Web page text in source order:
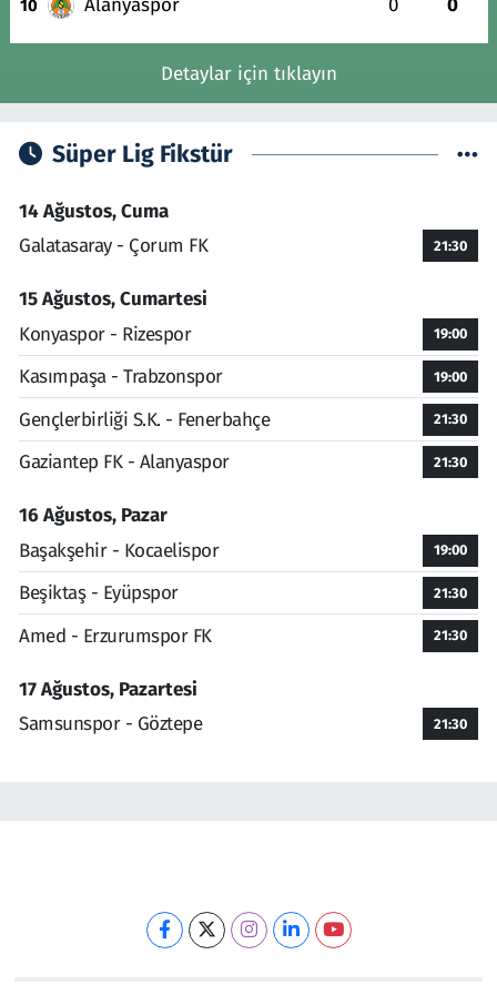
10 Alanyaspor 0 0
Detaylar için tıklayın
Süper Lig Fikstür
14 Ağustos, Cuma
Galatasaray - Çorum FK
21:30
15 Ağustos, Cumartesi
Konyaspor - Rizespor
19:00
Kasımpaşa - Trabzonspor 19:00
Gençlerbirliği S.K. - Fenerbahçe 21:30
Gaziantep FK - Alanyaspor 21:30
16 Ağustos, Pazar
Başakşehir - Kocaelispor
19:00
Beşiktaş - Eyüpspor 21:30
Amed - Erzurumspor FK 21:30
17 Ağustos, Pazartesi
Samsunspor - Göztepe
21:30